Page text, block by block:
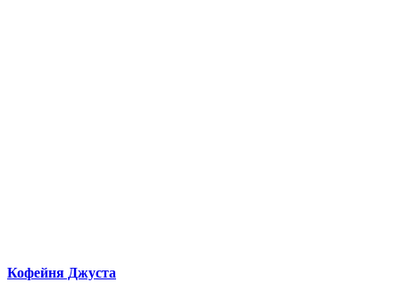
Кофейня Джуста